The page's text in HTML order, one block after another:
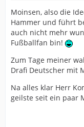
Moinsen, also die
Hammer und führt
auch nicht mehr
Fußballfan bin!
Zum Tage meiner
Drafi Deutscher mit
Na alles klar Herr
geilste seit ein paar